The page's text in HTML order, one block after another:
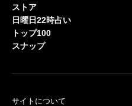
ストア
日曜日22時占い
トップ100
スナップ
サイトについて